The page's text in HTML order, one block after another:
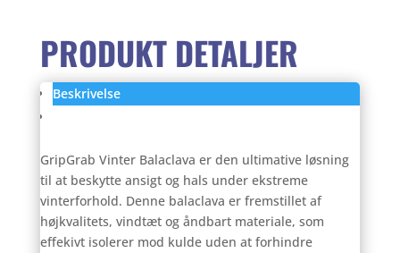
PRODUKT DETALJER
Beskrivelse
GripGrab Vinter Balaclava er den ultimative løsning
til at beskytte ansigt og hals under ekstreme
vinterforhold. Denne balaclava er fremstillet af
højkvalitets, vindtæt og åndbart materiale, som
effekivt isolerer mod kulde uden at forhindre